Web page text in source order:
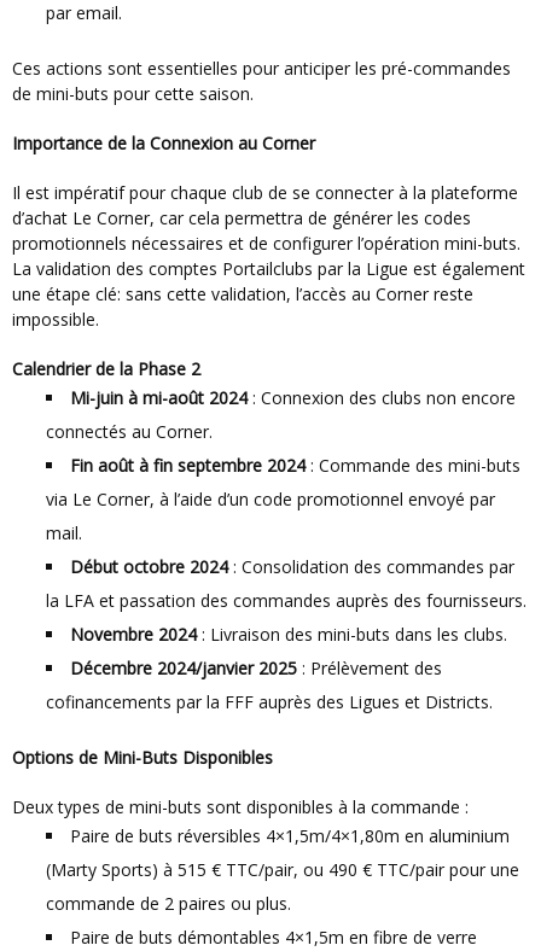
par email.
Ces actions sont essentielles pour anticiper les pré-commandes
de mini-buts pour cette saison.
Importance de la Connexion au Corner
Il est impératif pour chaque club de se connecter à la plateforme
d’achat Le Corner, car cela permettra de générer les codes
promotionnels nécessaires et de configurer l’opération mini-buts.
La validation des comptes Portailclubs par la Ligue est également
une étape clé: sans cette validation, l’accès au Corner reste
impossible.
Calendrier de la Phase 2
Mi-juin à mi-août 2024: Connexion des clubs non encore
connectés au Corner.
Fin août à fin septembre 2024: Commande des mini-buts
via Le Corner, à l’aide d’un code promotionnel envoyé par
mail.
Début octobre 2024: Consolidation des commandes par
la LFA et passation des commandes auprès des fournisseurs.
Novembre 2024: Livraison des mini-buts dans les clubs.
Décembre 2024/janvier 2025 : Prélèvement des
cofinancements par la FFF auprès des Ligues et Districts.
Options de Mini-Buts Disponibles
Deux types de mini-buts sont disponibles à la commande :
Paire de buts réversibles 4×1,5m/4×1,80m en aluminium
(Marty Sports) à 515 € TTC/pair, ou 490 € TTC/pair pour une
commande de 2 paires ou plus.
Paire de buts démontables 4×1,5m en fibre de verre